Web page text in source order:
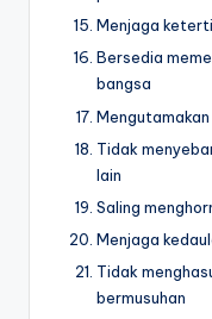
Menjaga
Bersedia
bangsa
Tidak
lain
Saling
Menjaga
Tidak
bermusuhan